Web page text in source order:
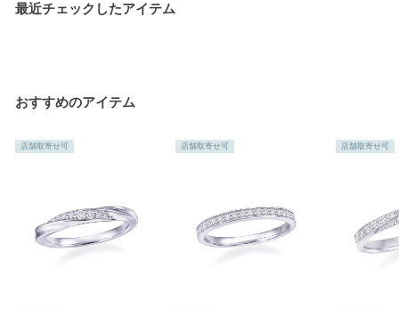
最近チェックしたアイテム
おすすめのアイテム
店舗取寄せ可 店舗取寄せ可 店舗取寄せ可